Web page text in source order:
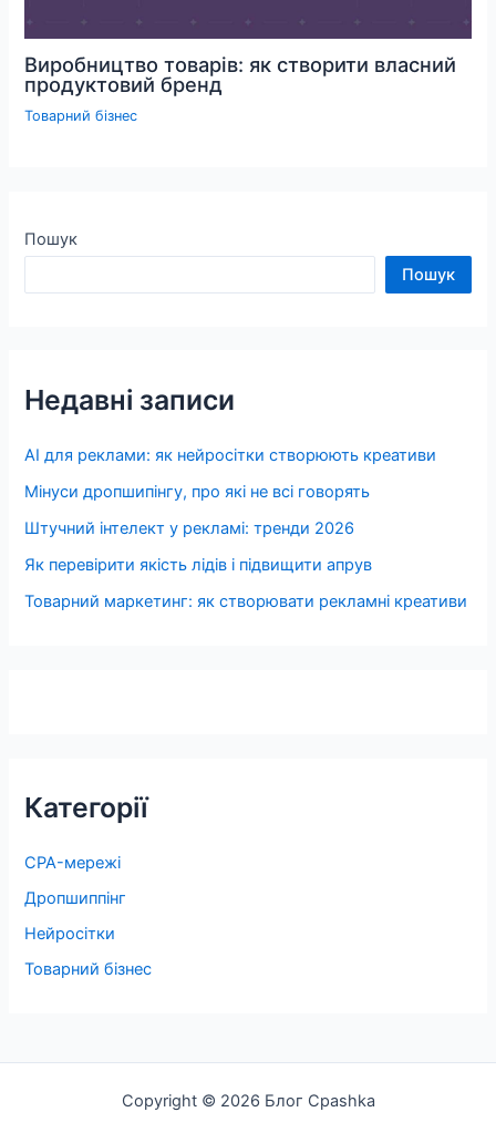
Виробництво товарів: як створити власний
продуктовий бренд
Товарний бізнес
Пошук
Пошук
Недавні записи
AI для реклами: як нейросітки створюють креативи
Мінуси дропшипінгу, про які не всі говорять
Штучний інтелект у рекламі: тренди 2026
Як перевірити якість лідів і підвищити апрув
Товарний маркетинг: як створювати рекламні креативи
Категорії
CPA-мережі
Дропшиппінг
Нейросітки
Товарний бізнес
Copyright © 2026 Блог Cpashka